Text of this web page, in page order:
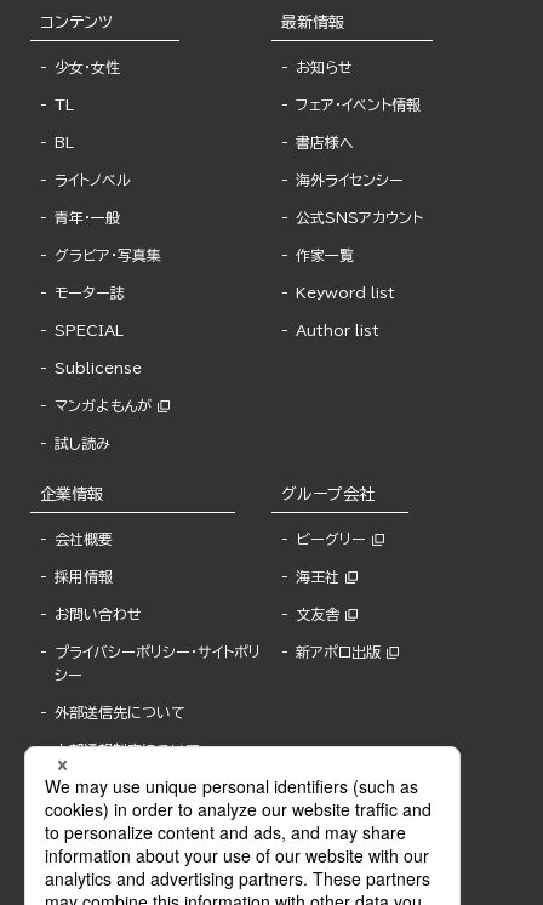
コンテンツ
少女・女性
TL
BL
ライトノベル
青年・一般
グラビア・写真集
モーター誌
SPECIAL
Sublicense
マンガよもんが
試し読み
最新情報
お知らせ
フェア・イベント情報
書店様へ
海外ライセンシー
公式SNSアカウント
作家一覧
Keyword list
Author list
企業情報
会社概要
採用情報
お問い合わせ
プライバシーポリシー・サイトポリ
シー
外部送信先について
内部通報制度について
グループ会社
ビーグリー
海王社
文友舎
新アポロ出版